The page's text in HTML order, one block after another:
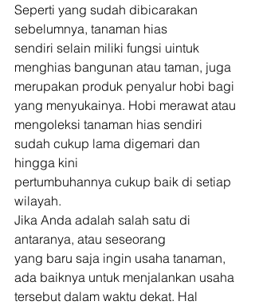
Seperti yang sudah dibicarakan
sebelumnya, tanaman hias
sendiri selain miliki fungsi uintuk
menghias bangunan atau taman, juga
merupakan produk penyalur hobi bagi
yang menyukainya. Hobi merawat atau
mengoleksi tanaman hias sendiri
sudah cukup lama digemari dan
hingga kini
pertumbuhannya cukup baik di setiap
wilayah.
Jika Anda adalah salah satu di
antaranya, atau seseorang
yang baru saja ingin usaha tanaman,
ada baiknya untuk menjalankan usaha
tersebut dalam waktu dekat. Hal